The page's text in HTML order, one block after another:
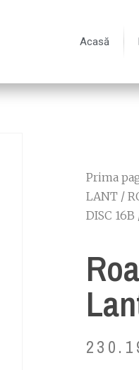
Acasă
Prima
LANT /
DISC 16B